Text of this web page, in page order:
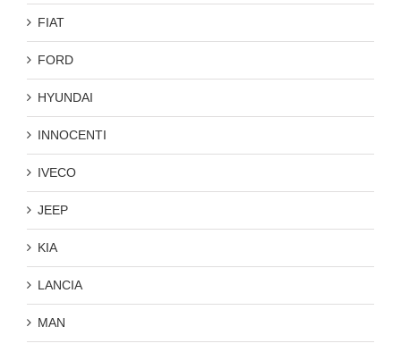
FIAT
FORD
HYUNDAI
INNOCENTI
IVECO
JEEP
KIA
LANCIA
MAN